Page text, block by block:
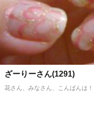
ざーりーさん(1291)
花さん、みなさん、こんばんは